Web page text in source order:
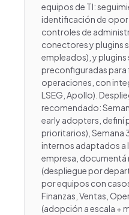
equipos de TI:
identificación de
controles de
conectores y plugins
empleados), y
preconfiguradas para
operaciones, con
LSEG, Apollo).
recomendado:
early adopters, definí
prioritarios), Semana
internos adaptados a
empresa, documentá
(despliegue por
por equipos con
Finanzas, Ventas,
(adopción a escala +